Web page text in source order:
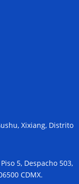
Xixiang, Distrito
5, Despacho 503,
CDMX.